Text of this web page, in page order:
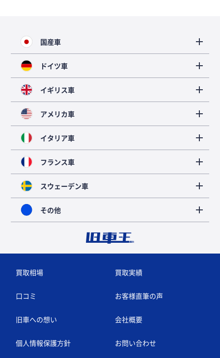
国産車
ドイツ車
イギリス車
アメリカ車
イタリア車
フランス車
スウェーデン車
その他
買取相場 買取実績
口コミ お客様直筆の声
旧車への想い 会社概要
個人情報保護方針 お問い合わせ